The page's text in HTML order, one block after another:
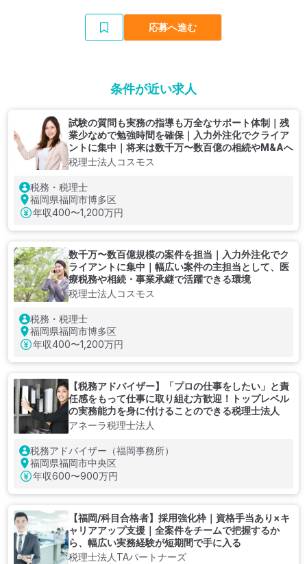
応募へ進む
条件が近い求人
試験の質問も実務の指導も万全なサポート体制｜残
業少なめで勉強時間を確保｜入力外注化でクライア
ントに集中｜将来は数千万〜数百億の相続やM&Aへ
税理士法人コスモス
税務・税理士
福岡県福岡市博多区
年収400〜1,200万円
数千万〜数百億規模の案件を担当｜入力外注化でク
ライアントに集中｜幅広い案件の主担当として、医
療税務や相続・事業承継で活躍できる環境
税理士法人コスモス
税務・税理士
福岡県福岡市博多区
年収400〜1,200万円
【税務アドバイザー】「プロの仕事をしたい」と責
任感をもって仕事に取り組む方歓迎！トップレベル
の実務能力を身に付けることのできる税理士法人
アネーラ税理士法人
税務アドバイザー（福岡事務所）
福岡県福岡市中央区
年収600〜900万円
【福岡/科目合格者】採用強化枠｜資格手当あり×キ
ャリアアップ支援｜全案件をチームで把握するか
ら、幅広い実務経験が短期間で手に入る
税理士法人TAパートナーズ